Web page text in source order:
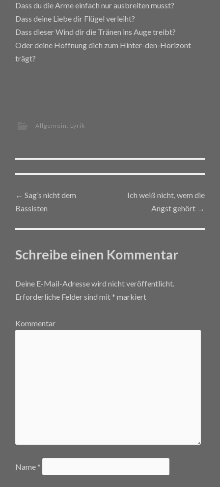
Dass du die Arme einfach nur ausbreiten musst?
Dass deine Liebe dir Flügel verleiht?
Dass dieser Wind dir die Tränen ins Auge treibt?
Oder deine Hoffnung dich zum Hinter-den-Horizont
trägt?
Allgemein , Lyrik
Post navigation
← Sag’s nicht dem
Bassisten
Ich weiß nicht, wem die
Angst gehört →
Schreibe einen Kommentar
Deine E-Mail-Adresse wird nicht veröffentlicht.
Erforderliche Felder sind mit * markiert
Kommentar
Name *